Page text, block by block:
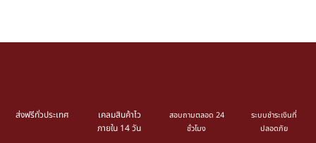
ส่งฟรีทั่วประเทศ
เคลมสินค้าไว
ภายใน 14 วัน
สอบถามตลอด 24
ชั่วโมง
ระบบชำระเงินที่
ปลอดภัย